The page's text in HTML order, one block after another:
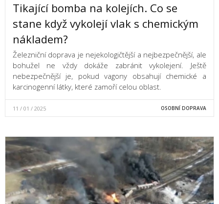
Tikající bomba na kolejích. Co se
stane když vykolejí vlak s chemickým
nákladem?
Železniční doprava je nejekologičtější a nejbezpečnější, ale
bohužel ne vždy dokáže zabránit vykolejení. Ještě
nebezpečnější je, pokud vagony obsahují chemické a
karcinogenní látky, které zamoří celou oblast.
11 / 01 / 2025 OSOBNÍ DOPRAVA